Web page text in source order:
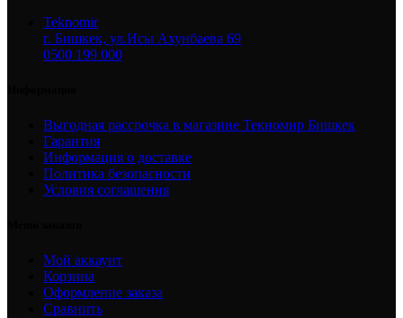
Teknomir
г. Бишкек, ул.Исы Ахунбаева 69
0500 199 000
Выгодная рассрочка в магазине Текномир Бишкек
Гарантия
Информация о доставке
Политика безопасности
Условия соглашения
Мой аккаунт
Корзина
Оформление заказа
Сравнить